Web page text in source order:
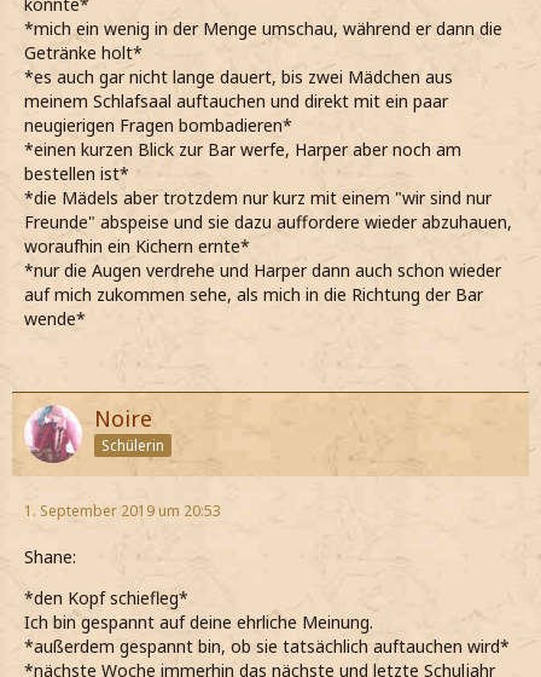
*mich ein wenig in der Menge umschau, während er dann die
Getränke holt*
*es auch gar nicht lange dauert, bis zwei Mädchen aus
meinem Schlafsaal auftauchen und direkt mit ein paar
neugierigen Fragen bombadieren*
*einen kurzen Blick zur Bar werfe, Harper aber noch am
bestellen ist*
*die Mädels aber trotzdem nur kurz mit einem "wir sind nur
Freunde" abspeise und sie dazu auffordere wieder abzuhauen,
woraufhin ein Kichern ernte*
*nur die Augen verdrehe und Harper dann auch schon wieder
auf mich zukommen sehe, als mich in die Richtung der Bar
wende*
Noire
Schülerin
1. September 2019 um 20:53
Shane:
*den Kopf schiefleg*
Ich bin gespannt auf deine ehrliche Meinung.
*außerdem gespannt bin, ob sie tatsächlich auftauchen wird*
*nächste Woche immerhin das nächste und letzte Schuljahr